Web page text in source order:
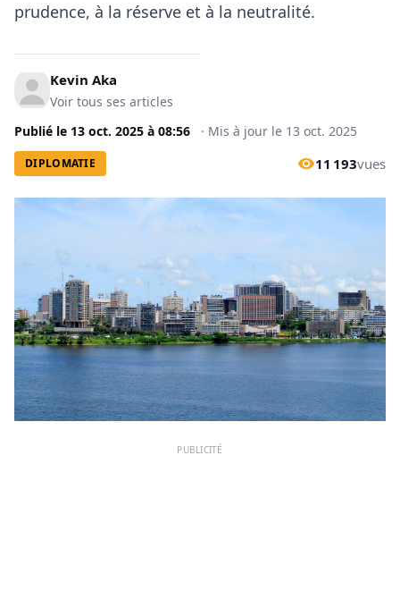
prudence, à la réserve et à la neutralité.
Kevin Aka
Voir tous ses articles
Publié le 13 oct. 2025 à 08:56 · Mis à jour le 13 oct. 2025
DIPLOMATIE 11 193vues
PUBLICITÉ